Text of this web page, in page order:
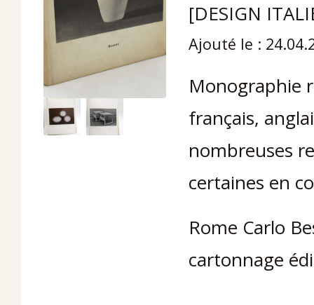
[DESIGN
Ajouté le :
Monographie
français,
nombreuses
certaines en
Rome Carlo
cartonnage